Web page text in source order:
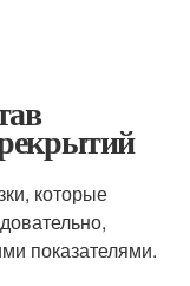
которые
показателями.